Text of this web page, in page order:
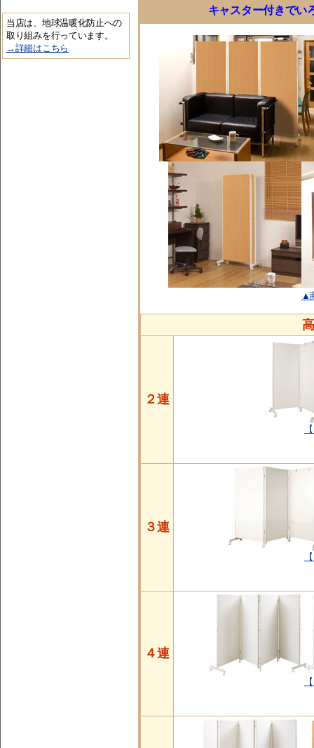
当店は、地球温暖化防止への
取り組みを行っています。
→詳細はこちら
キャスター付きでい
▲
２連
３連
４連